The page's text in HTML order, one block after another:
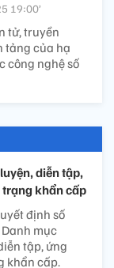
19:00’
tử, truyền
tảng của hạ
công nghệ số
diễn tập,
khẩn cấp
định số
mục
tập, ứng
khẩn cấp.